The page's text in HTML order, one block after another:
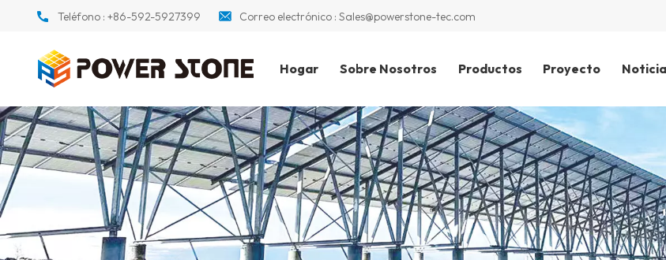
Teléfono :+86-592-5927399 Correo electrónico : Sales@powerstone-tec.com
Hogar Sobre Nosotros Productos Proyecto